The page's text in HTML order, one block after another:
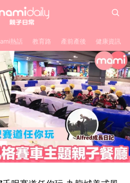
熱話 教育路 產前產後 健康資訊